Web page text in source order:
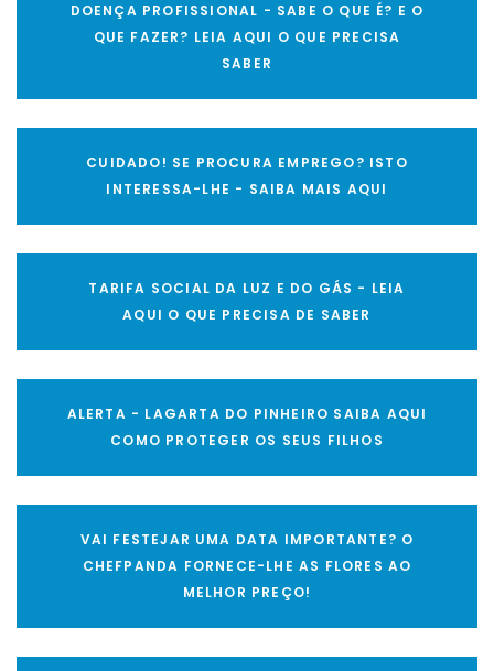
DOENÇA PROFISSIONAL - SABE O QUE É? E O
QUE FAZER? LEIA AQUI O QUE PRECISA
SABER
CUIDADO! SE PROCURA EMPREGO? ISTO
INTERESSA-LHE - SAIBA MAIS AQUI
TARIFA SOCIAL DA LUZ E DO GÁS - LEIA
AQUI O QUE PRECISA DE SABER
ALERTA - LAGARTA DO PINHEIRO SAIBA AQUI
COMO PROTEGER OS SEUS FILHOS
VAI FESTEJAR UMA DATA IMPORTANTE? O
CHEFPANDA FORNECE-LHE AS FLORES AO
MELHOR PREÇO!